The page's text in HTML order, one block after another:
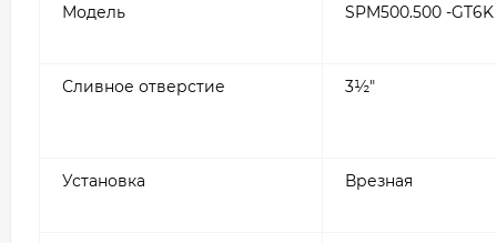
Модель SPM500.500 -GT6K
Сливное отверстие 3½″
Установка Врезная